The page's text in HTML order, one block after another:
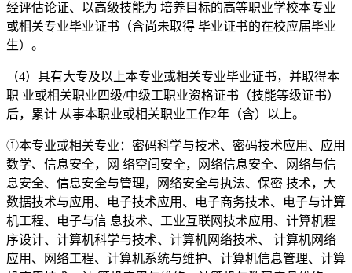
经评估论证、以高级技能为 培养目标的高等职业学校本专业
或相关专业毕业证书（含尚未取得 毕业证书的在校应届毕业
生）。
（4）具有大专及以上本专业或相关专业毕业证书，并取得本
职 业或相关职业四级/中级工职业资格证书（技能等级证书）
后，累计 从事本职业或相关职业工作2年（含）以上。
①本专业或相关专业：密码科学与技术、密码技术应用、应用
数学、信息安全，网 络空间安全，网络信息安全、网络与信
息安全、信息安全与管理，网络安全与执法、保密 技术，大
数据技术与应用、电子技术应用、电子商务技术、电子与计算
机工程、电子与信 息技术、工业互联网技术应用、计算机程
序设计、计算机科学与技术、计算机网络技术、 计算机网络
应用、网络工程、计算机系统与维护、计算机信息管理、计算